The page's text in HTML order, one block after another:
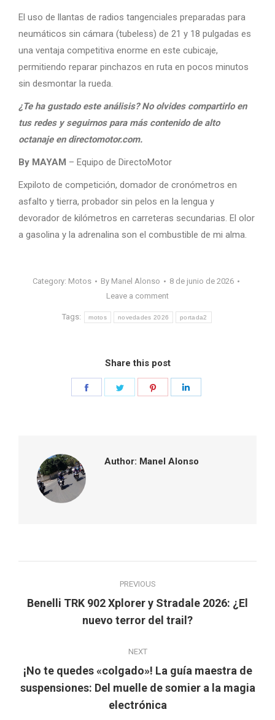
El uso de llantas de radios tangenciales preparadas para
neumáticos sin cámara (tubeless) de 21 y 18 pulgadas es
una ventaja competitiva enorme en este cubicaje,
permitiendo reparar pinchazos en ruta en pocos minutos
sin desmontar la rueda.
¿Te ha gustado este análisis? No olvides compartirlo en
tus redes y seguirnos para más contenido de alto
octanaje en directomotor.com.
By MAYAM – Equipo de DirectoMotor
Expiloto de competición, domador de cronómetros en
asfalto y tierra, probador sin pelos en la lengua y
devorador de kilómetros en carreteras secundarias. El olor
a gasolina y la adrenalina son el combustible de mi alma.
Category: Motos By Manel Alonso
8 de junio de 2026
Leave a comment
Tags: motos novedades 2026 portada2
Share this post
Author: Manel Alonso
navigation
PREVIOUS
Previous
post:
Benelli TRK 902 Xplorer y Stradale 2026: ¿El
nuevo terror del trail?
NEXT
Next
post:
¡No te quedes «colgado»! La guía maestra de
suspensiones: Del muelle de somier a la magia
electrónica